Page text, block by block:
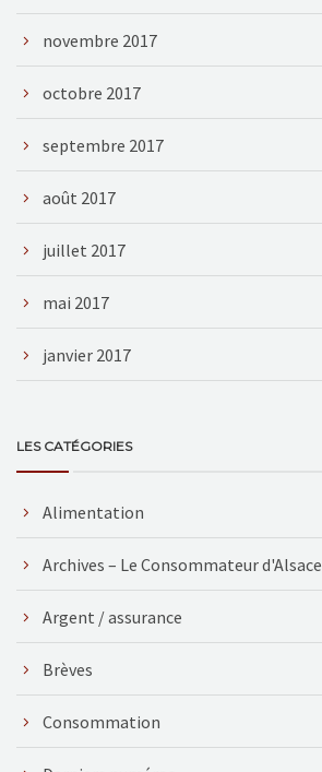
novembre 2017
octobre 2017
septembre 2017
août 2017
juillet 2017
mai 2017
janvier 2017
LES CATÉGORIES
Alimentation
Archives – Le Consommateur d'Alsace
Argent / assurance
Brèves
Consommation